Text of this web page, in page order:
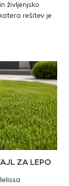
življenjsko
rešitev je
ZA LEPO